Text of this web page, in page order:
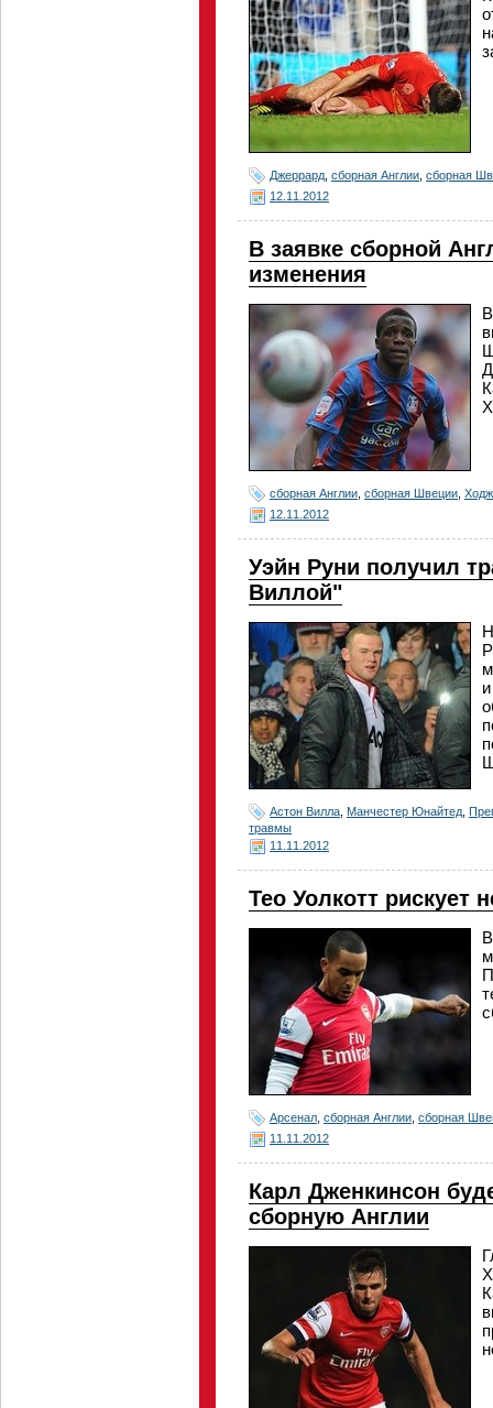
Джеррард сборная Англии сборная
12.11.2012
В заявке сборной
изменения
сборная Англии сборная Швеции
12.11.2012
Уэйн Руни получил
Виллой"
Астон Вилла Манчестер Юнайтед
травмы
11.11.2012
Тео Уолкотт рискует
Арсенал сборная Англии сборная
11.11.2012
Карл Дженкинсон
сборную Англии